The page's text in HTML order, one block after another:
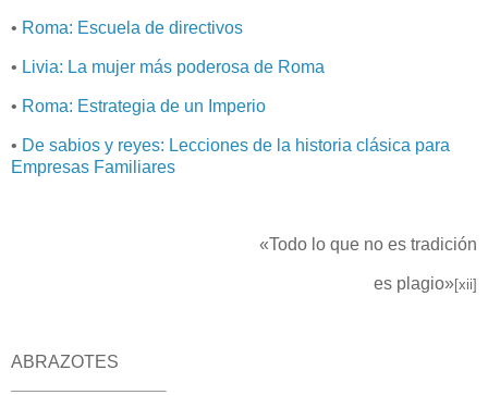
• Roma: Escuela de directivos
• Livia: La mujer más poderosa de Roma
• Roma: Estrategia de un Imperio
• De sabios y reyes: Lecciones de la historia clásica para
Empresas Familiares
«Todo lo que no es tradición
es plagio»[xii]
ABRAZOTES